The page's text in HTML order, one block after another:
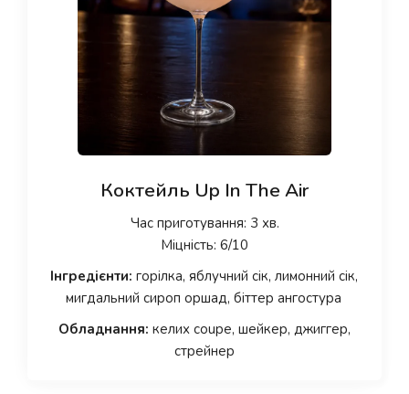
Коктейль Up In The Air
Час приготування: 3 хв.
Міцність: 6/10
Інгредієнти: горілка, яблучний сік, лимонний сік,
мигдальний сироп оршад, біттер ангостура
Обладнання: келих coupe, шейкер, джиггер,
стрейнер